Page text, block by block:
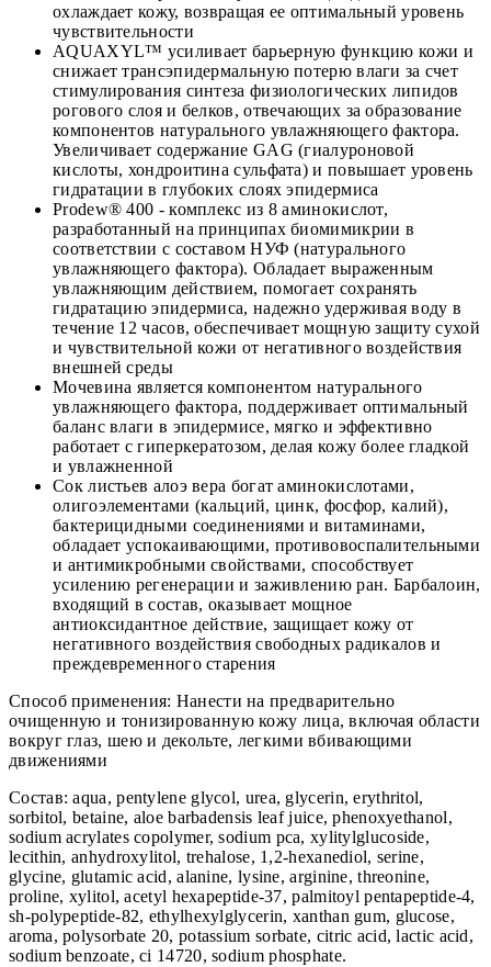
охлаждает кожу, возвращая ее оптимальный уровень
чувствительности
AQUAXYL™ усиливает барьерную функцию кожи и
снижает трансэпидермальную потерю влаги за счет
стимулирования синтеза физиологических липидов
рогового слоя и белков, отвечающих за образование
компонентов натурального увлажняющего фактора.
Увеличивает содержание GAG (гиалуроновой
кислоты, хондроитина сульфата) и повышает уровень
гидратации в глубоких слоях эпидермиса
Prodew® 400 - комплекс из 8 аминокислот,
разработанный на принципах биомимикрии в
соответствии с составом НУФ (натурального
увлажняющего фактора). Обладает выраженным
увлажняющим действием, помогает сохранять
гидратацию эпидермиса, надежно удерживая воду в
течение 12 часов, обеспечивает мощную защиту сухой
и чувствительной кожи от негативного воздействия
внешней среды
Мочевина является компонентом натурального
увлажняющего фактора, поддерживает оптимальный
баланс влаги в эпидермисе, мягко и эффективно
работает с гиперкератозом, делая кожу более гладкой
и увлажненной
Сок листьев алоэ вера богат аминокислотами,
олигоэлементами (кальций, цинк, фосфор, калий),
бактерицидными соединениями и витаминами,
обладает успокаивающими, противовоспалительными
и антимикробными свойствами, способствует
усилению регенерации и заживлению ран. Барбалоин,
входящий в состав, оказывает мощное
антиоксидантное действие, защищает кожу от
негативного воздействия свободных радикалов и
преждевременного старения
Способ применения: Нанести на предварительно
очищенную и тонизированную кожу лица, включая области
вокруг глаз, шею и декольте, легкими вбивающими
движениями
Cостав: aqua, pentylene glycol, urea, glycerin, erythritol,
sorbitol, betaine, aloe barbadensis leaf juice, phenoxyethanol,
sodium acrylates copolymer, sodium pca, xylitylglucoside,
lecithin, anhydroxylitol, trehalose, 1,2-hexanediol, serine,
glycine, glutamic acid, alanine, lysine, arginine, threonine,
proline, xylitol, acetyl hexapeptide-37, palmitoyl pentapeptide-4,
sh-polypeptide-82, ethylhexylglycerin, xanthan gum, glucose,
aroma, polysorbate 20, potassium sorbate, citric acid, lactic acid,
sodium benzoate, ci 14720, sodium phosphate.